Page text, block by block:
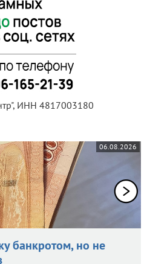
ИНН 4817003180
06.08.2026
банкротом, но не